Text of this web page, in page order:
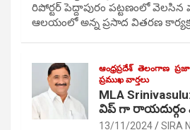
రిపోర్టర్ పెద్దాపురం పట్టణంలో
ఆలయంలో అన్న ప్రసాద వితరణ
ఆంధ్రప్రదేశ్ తెలంగాణ
ప్రముఖ వార్తలు
MLA
విప్ గా రాయదుర్గం
13/11/2024 SIRA